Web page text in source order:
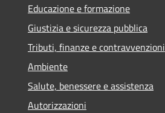
Educazione e formazione
Giustizia e sicurezza pubblica
Tributi, finanze e contravvenzioni
Ambiente
Salute, benessere e assistenza
Autorizzazioni